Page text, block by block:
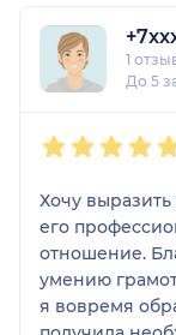
1
До 5
Хочу
его
отношение.
умению
я вовремя